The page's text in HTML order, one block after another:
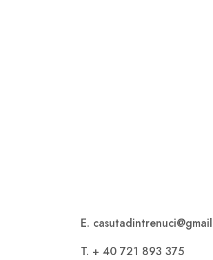
E.
T. + 40 721 893 375